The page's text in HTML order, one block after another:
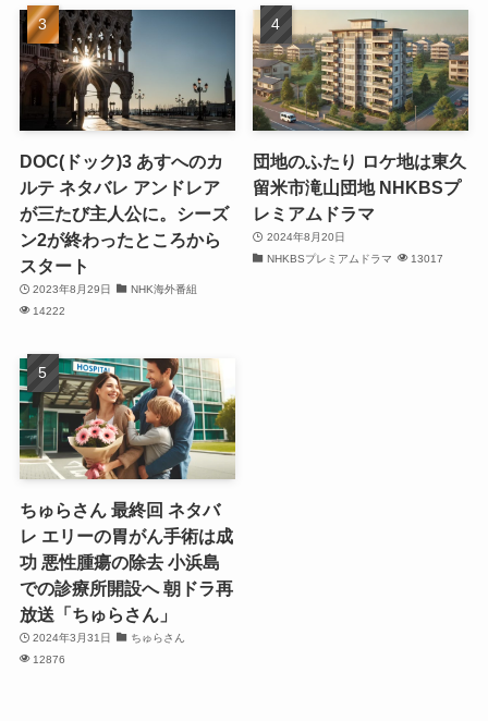
DOC(ドック)3 あすへのカ
ルテ ネタバレ アンドレア
が三たび主人公に。シーズ
ン2が終わったところから
スタート
2023年8月29日
NHK海外番組
14222
団地のふたり ロケ地は東久
留米市滝山団地 NHKBSプ
レミアムドラマ
2024年8月20日
NHKBSプレミアムドラマ
13017
ちゅらさん 最終回 ネタバ
レ エリーの胃がん手術は成
功 悪性腫瘍の除去 小浜島
での診療所開設へ 朝ドラ再
放送「ちゅらさん」
2024年3月31日
ちゅらさん
12876